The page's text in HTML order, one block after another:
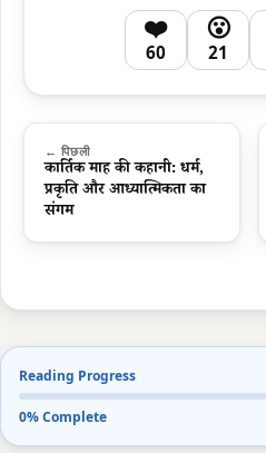
❤️
60
😮
21
← पिछली
कार्तिक माह की कहानी: धर्म,
प्रकृति और आध्यात्मिकता का
संगम
Reading Progress
0% Complete